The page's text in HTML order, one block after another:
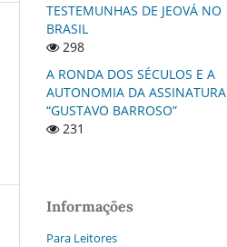
TESTEMUNHAS DE JEOVÁ NO
BRASIL
298
A RONDA DOS SÉCULOS E A
AUTONOMIA DA ASSINATURA
“GUSTAVO BARROSO”
231
Informações
Para Leitores